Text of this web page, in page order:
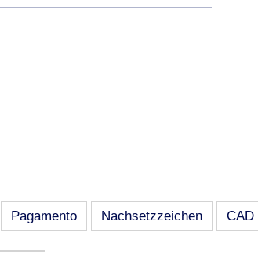
Pagamento Nachsetzzeichen CAD